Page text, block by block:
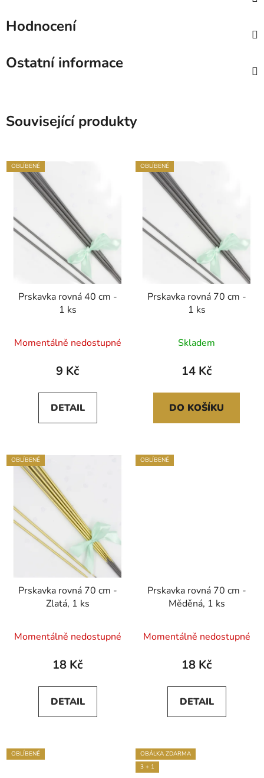
Hodnocení
Ostatní informace
Související produkty
OBLÍBENÉ
Prskavka rovná 40 cm -
1 ks
hodnocení
produktu
5,0
z
Momentálně nedostupné
9 Kč
DETAIL
OBLÍBENÉ
Prskavka rovná 70 cm -
1 ks
Skladem
14 Kč
DO KOŠÍKU
OBLÍBENÉ
Prskavka rovná 70 cm -
Zlatá, 1 ks
Momentálně nedostupné
18 Kč
DETAIL
OBLÍBENÉ
Prskavka rovná 70 cm -
Měděná, 1 ks
Momentálně nedostupné
18 Kč
DETAIL
OBLÍBENÉ
OBÁLKA ZDARMA
3 + 1